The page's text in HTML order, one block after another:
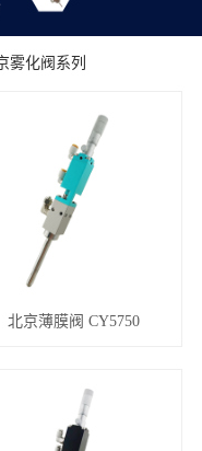
雾化阀系列
北京薄膜阀 CY5750